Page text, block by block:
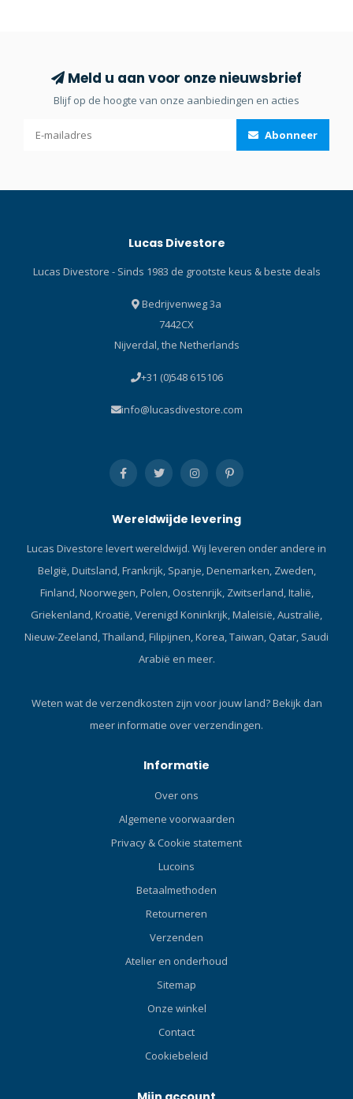
Meld u aan voor onze nieuwsbrief
Blijf op de hoogte van onze aanbiedingen en acties
Abonneer
Lucas Divestore
Lucas Divestore - Sinds 1983 de grootste keus & beste deals
Bedrijvenweg 3a
7442CX
Nijverdal, the Netherlands
+31 (0)548 615106
info@lucasdivestore.com
Wereldwijde levering
Lucas Divestore levert wereldwijd. Wij leveren onder andere in
België, Duitsland, Frankrijk, Spanje, Denemarken, Zweden,
Finland, Noorwegen, Polen, Oostenrijk, Zwitserland, Italië,
Griekenland, Kroatië, Verenigd Koninkrijk, Maleisië, Australië,
Nieuw-Zeeland, Thailand, Filipijnen, Korea, Taiwan, Qatar, Saudi
Arabië en meer.
Weten wat de verzendkosten zijn voor jouw land?Bekijk dan
meer informatie over verzendingen.
Informatie
Over ons
Algemene voorwaarden
Privacy & Cookie statement
Lucoins
Betaalmethoden
Retourneren
Verzenden
Atelier en onderhoud
Sitemap
Onze winkel
Contact
Cookiebeleid